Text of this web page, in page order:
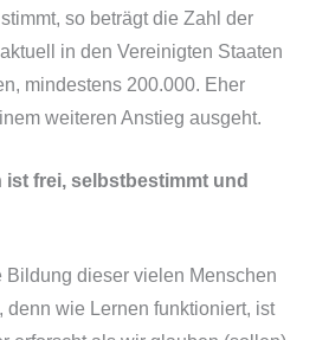
so beträgt die Zahl der
in den Vereinigten Staaten
mindestens 200.000. Eher
weiteren Anstieg ausgeht.
frei, selbstbestimmt und
Bildung dieser vielen Menschen
denn wie Lernen funktioniert, ist